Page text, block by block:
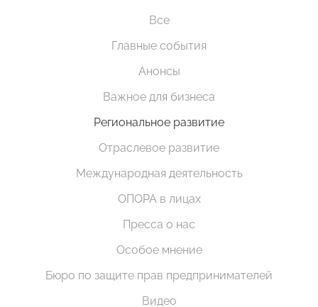
Все
Главные события
Анонсы
Важное для бизнеса
Региональное развитие
Отраслевое развитие
Международная деятельность
ОПОРА в лицах
Пресса о нас
Особое мнение
Бюро по защите прав предпринимателей
Видео